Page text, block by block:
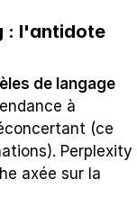
: l'antidote
de langage
à
(ce
Perplexity
axée sur la